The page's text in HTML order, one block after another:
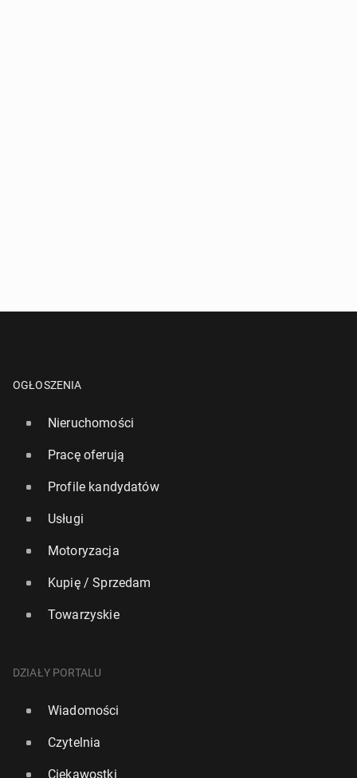
OGŁOSZENIA
Nieruchomości
Pracę oferują
Profile kandydatów
Usługi
Motoryzacja
Kupię / Sprzedam
Towarzyskie
DZIAŁY PORTALU
Wiadomości
Czytelnia
Ciekawostki